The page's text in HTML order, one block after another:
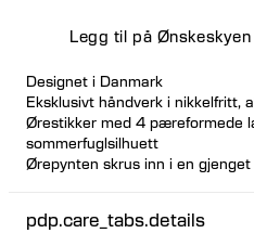
Legg til på Ønskeskyen
Designet i Danmark
Eksklusivt håndverk i nikkelfritt,
Ørestikker med 4 pæreformede
sommerfuglsilhuett
Ørepynten skrus inn i en
Besøk et av våre
pdp.care_tabs.details